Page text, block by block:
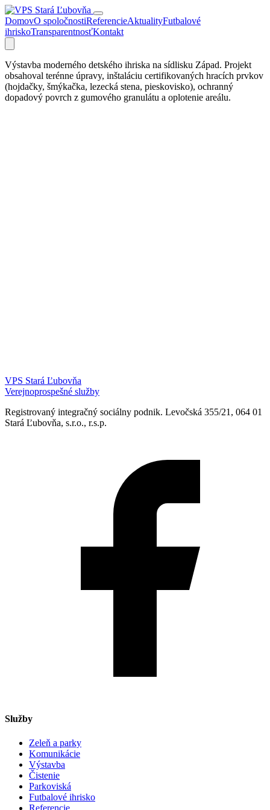
DomovO spoločnostiReferencieAktualityFutbalové
ihriskoTransparentnosťKontakt
Výstavba moderného detského ihriska na sídlisku Západ. Projekt
obsahoval terénne úpravy, inštaláciu certifikovaných hracích prvkov
(hojdačky, šmýkačka, lezecká stena, pieskovisko), ochranný
dopadový povrch z gumového granulátu a oplotenie areálu.
VPS Stará Ľubovňa
Verejnoprospešné služby
Registrovaný integračný sociálny podnik. Levočská 355/21, 064 01
Stará Ľubovňa, s.r.o., r.s.p.
Služby
Zeleň a parky
Komunikácie
Výstavba
Čistenie
Parkoviská
Futbalové ihrisko
Referencie